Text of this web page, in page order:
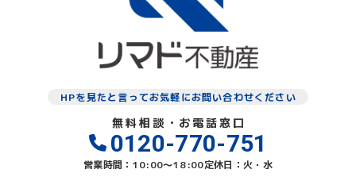
HPを見たと言ってお気軽にお問い合わせください
無料相談・お電話窓口
0120-770-751
営業時間：10:00〜18:00定休日：火・水